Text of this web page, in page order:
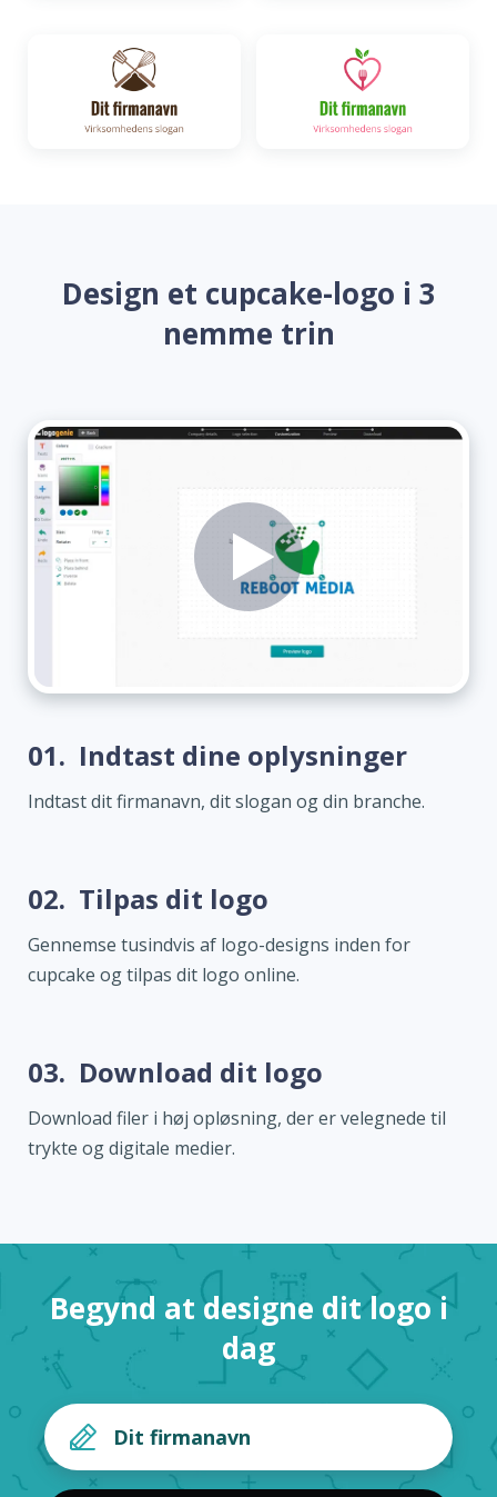
Design et cupcake-logo i 3
nemme trin
01. Indtast dine oplysninger
Indtast dit firmanavn, dit slogan og din branche.
02. Tilpas dit logo
Gennemse tusindvis af logo-designs inden for
cupcake og tilpas dit logo online.
03. Download dit logo
Download filer i høj opløsning, der er velegnede til
trykte og digitale medier.
Begynd at designe dit logo i
dag